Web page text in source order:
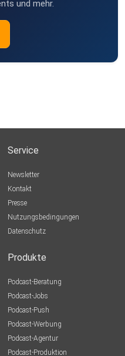
und mehr.
Service
Newsletter
Kontakt
Presse
Nutzungsbedingungen
Datenschutz
Produkte
Podcast-Beratung
Podcast-Jobs
Podcast-Push
Podcast-Werbung
Podcast-Agentur
Podcast-Produktion